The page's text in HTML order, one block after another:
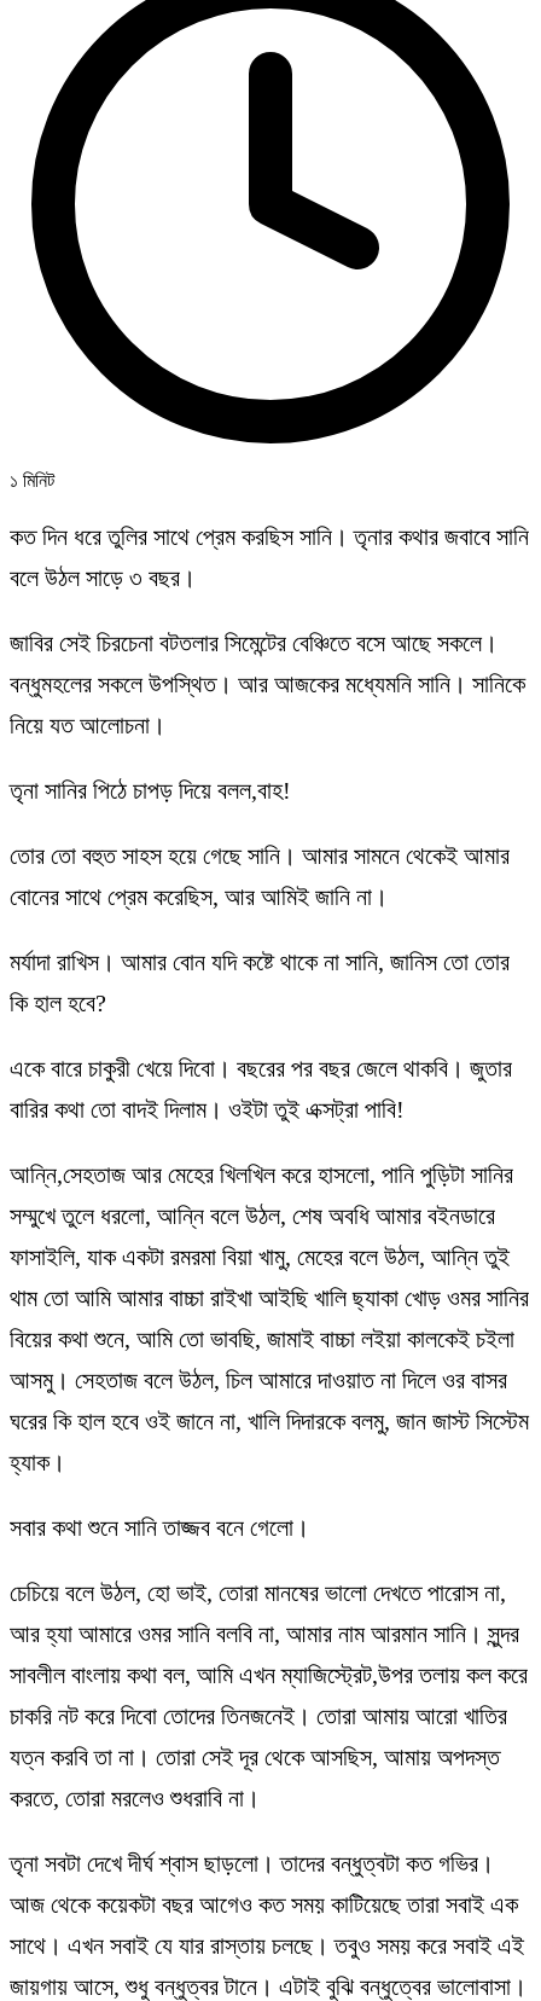
১ মিনিট
কত দিন ধরে তুলির সাথে প্রেম করছিস সানি। তৃনার কথার জবাবে সানি
বলে উঠল সাড়ে ৩ বছর।
জাবির সেই চিরচেনা বটতলার সিমেন্টের বেঞ্চিতে বসে আছে সকলে।
বন্ধুমহলের সকলে উপস্থিত। আর আজকের মধ্যেমনি সানি। সানিকে
নিয়ে যত আলোচনা।
তৃনা সানির পিঠে চাপড় দিয়ে বলল,বাহ!
তোর তো বহুত সাহস হয়ে গেছে সানি। আমার সামনে থেকেই আমার
বোনের সাথে প্রেম করেছিস, আর আমিই জানি না।
মর্যাদা রাখিস। আমার বোন যদি কষ্টে থাকে না সানি, জানিস তো তোর
কি হাল হবে?
একে বারে চাকুরী খেয়ে দিবো। বছরের পর বছর জেলে থাকবি। জুতার
বারির কথা তো বাদই দিলাম। ওইটা তুই এক্সট্রা পাবি!
আন্নি,সেহতাজ আর মেহের খিলখিল করে হাসলো, পানি পুড়িটা সানির
সম্মুখে তুলে ধরলো, আন্নি বলে উঠল, শেষ অবধি আমার বইনডারে
ফাসাইলি, যাক একটা রমরমা বিয়া খামু, মেহের বলে উঠল, আন্নি তুই
থাম তো আমি আমার বাচ্চা রাইখা আইছি খালি ছ্যাকা খোড় ওমর সানির
বিয়ের কথা শুনে, আমি তো ভাবছি, জামাই বাচ্চা লইয়া কালকেই চইলা
আসমু। সেহতাজ বলে উঠল, চিল আমারে দাওয়াত না দিলে ওর বাসর
ঘরের কি হাল হবে ওই জানে না, খালি দিদারকে বলমু, জান জাস্ট সিস্টেম
হ্যাক।
সবার কথা শুনে সানি তাজ্জব বনে গেলো।
চেচিয়ে বলে উঠল, হো ভাই, তোরা মানষের ভালো দেখতে পারোস না,
আর হ্যা আমারে ওমর সানি বলবি না, আমার নাম আরমান সানি। সুন্দর
সাবলীল বাংলায় কথা বল, আমি এখন ম্যাজিস্ট্রেট,উপর তলায় কল করে
চাকরি নট করে দিবো তোদের তিনজনেই। তোরা আমায় আরো খাতির
যত্ন করবি তা না। তোরা সেই দূর থেকে আসছিস, আমায় অপদস্ত
করতে, তোরা মরলেও শুধরাবি না।
তৃনা সবটা দেখে দীর্ঘ শ্বাস ছাড়লো। তাদের বন্ধুত্বটা কত গভির।
আজ থেকে কয়েকটা বছর আগেও কত সময় কাটিয়েছে তারা সবাই এক
সাথে। এখন সবাই যে যার রাস্তায় চলছে। তবুও সময় করে সবাই এই
জায়গায় আসে, শুধু বন্ধুত্বর টানে। এটাই বুঝি বন্ধুত্বের ভালোবাসা।